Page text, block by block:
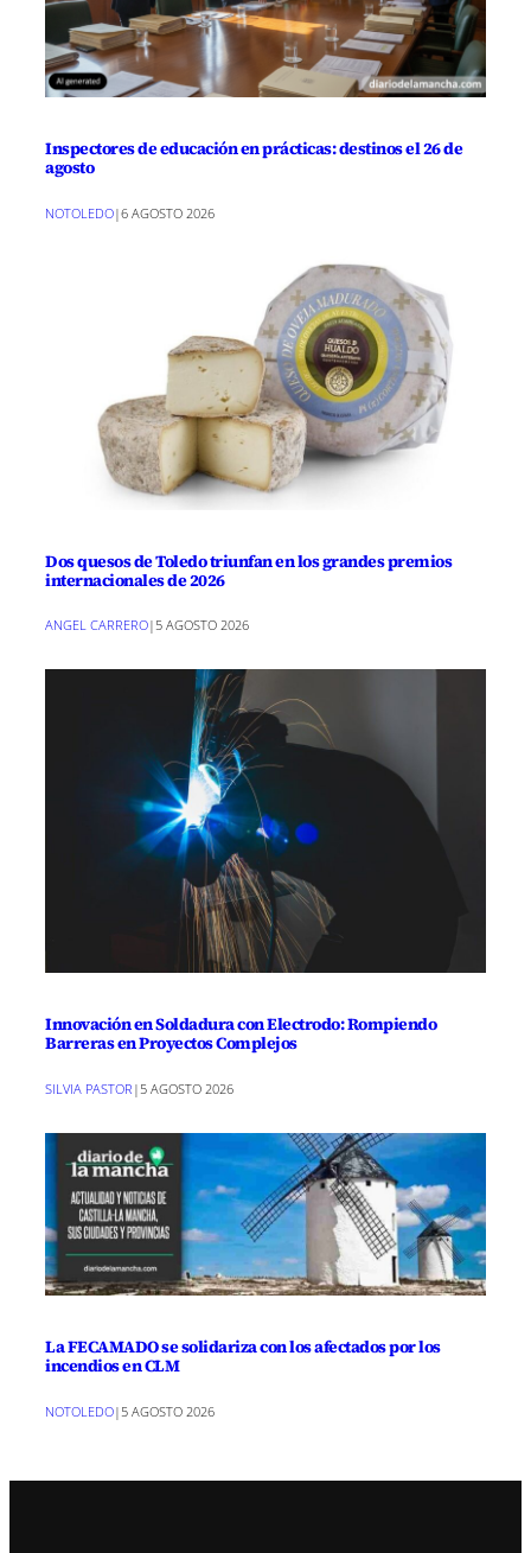
Inspectores de educación en prácticas: destinos el 26 de
agosto
NOTOLEDO|6 AGOSTO 2026
Dos quesos de Toledo triunfan en los grandes premios
internacionales de 2026
ANGEL CARRERO|5 AGOSTO 2026
Innovación en Soldadura con Electrodo: Rompiendo
Barreras en Proyectos Complejos
SILVIA PASTOR | 5 AGOSTO 2026
La FECAMADO se solidariza con los afectados por los
incendios en CLM
NOTOLEDO| 5 AGOSTO 2026